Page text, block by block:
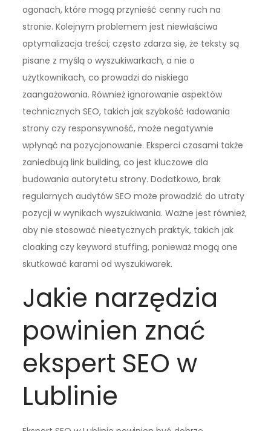
ogonach, które mogą przynieść cenny ruch na
stronie. Kolejnym problemem jest niewłaściwa
optymalizacja treści; często zdarza się, że teksty są
pisane z myślą o wyszukiwarkach, a nie o
użytkownikach, co prowadzi do niskiego
zaangażowania. Również ignorowanie aspektów
technicznych SEO, takich jak szybkość ładowania
strony czy responsywność, może negatywnie
wpłynąć na pozycjonowanie. Eksperci czasami także
zaniedbują link building, co jest kluczowe dla
budowania autorytetu strony. Dodatkowo, brak
regularnych audytów SEO może prowadzić do utraty
pozycji w wynikach wyszukiwania. Ważne jest również,
aby nie stosować nieetycznych praktyk, takich jak
cloaking czy keyword stuffing, ponieważ mogą one
skutkować karami od wyszukiwarek.
Jakie narzędzia
powinien znać
ekspert SEO w
Lublinie